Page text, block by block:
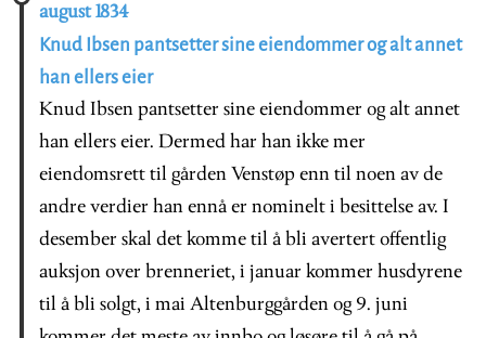
august 1834
Knud Ibsen pantsetter sine eiendommer og alt annet
han ellers eier
Knud Ibsen pantsetter sine eiendommer og alt annet
han ellers eier. Dermed har han ikke mer
eiendomsrett til gården Venstøp enn til noen av de
andre verdier han ennå er nominelt i besittelse av. I
desember skal det komme til å bli avertert offentlig
auksjon over brenneriet, i januar kommer husdyrene
til å bli solgt, i mai Altenburggården og 9. juni